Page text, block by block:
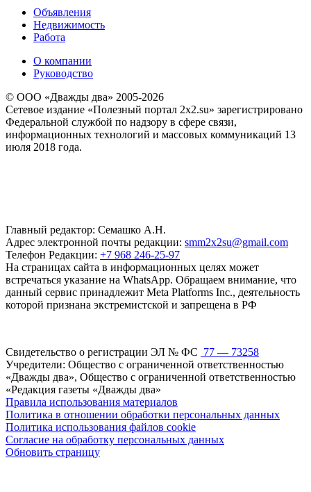
Объявления
Недвижимость
Работа
О компании
Руководство
© ООО «Дважды два» 2005-2026
Сетевое издание «Полезный портал 2x2.su» зарегистрировано
Федеральной службой по надзору в сфере связи,
информационных технологий и массовых коммуникаций 13
июля 2018 года.
Главный редактор: Семашко А.Н.
Адрес электронной почты редакции: smm2x2su@gmail.com
Телефон Редакции: +7 968 246-25-97
На страницах сайта в информационных целях может
встречаться указание на WhatsApp. Обращаем внимание, что
данный сервис принадлежит Meta Platforms Inc., деятельность
которой признана экстремистской и запрещена в РФ
Свидетельство о регистрации ЭЛ № ФС 77 — 73258
Учредители: Общество с ограниченной ответственностью
«Дважды два», Общество с ограниченной ответственностью
«Редакция газеты «Дважды два»
Правила использования материалов
Политика в отношении обработки персональных данных
Политика использования файлов cookie
Согласие на обработку персональных данных
Обновить страницу